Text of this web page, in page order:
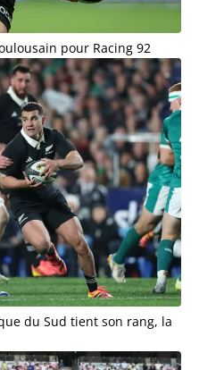
pour Racing 92
du Sud tient son rang, la